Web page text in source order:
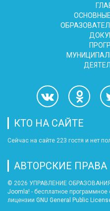
КТО НА САЙТЕ
Сейчас на сайте 223 гостя и нет
АВТОРСКИЕ ПРАВА
© 2026 УПРАВЛЕНИЕ
Joomla! - бесплатное
лицензии GNU General Public